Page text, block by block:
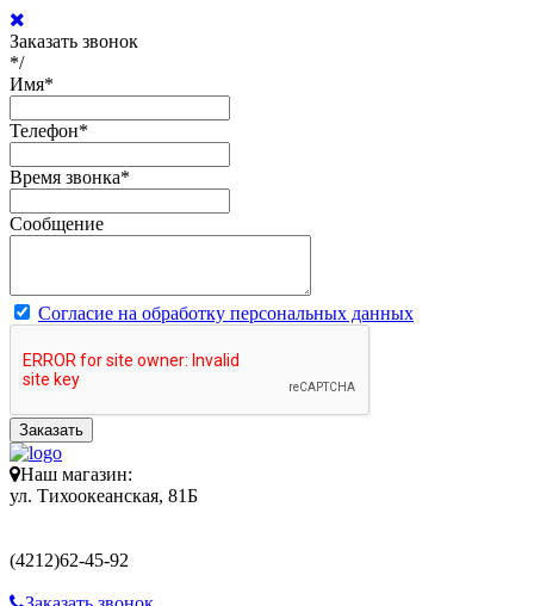
Заказать звонок
*/
Имя*
Телефон*
Время звонка*
Сообщение
Согласие на обработку персональных данных
Заказать
Наш магазин:
ул. Тихоокеанская, 81Б
(4212)62-45-92